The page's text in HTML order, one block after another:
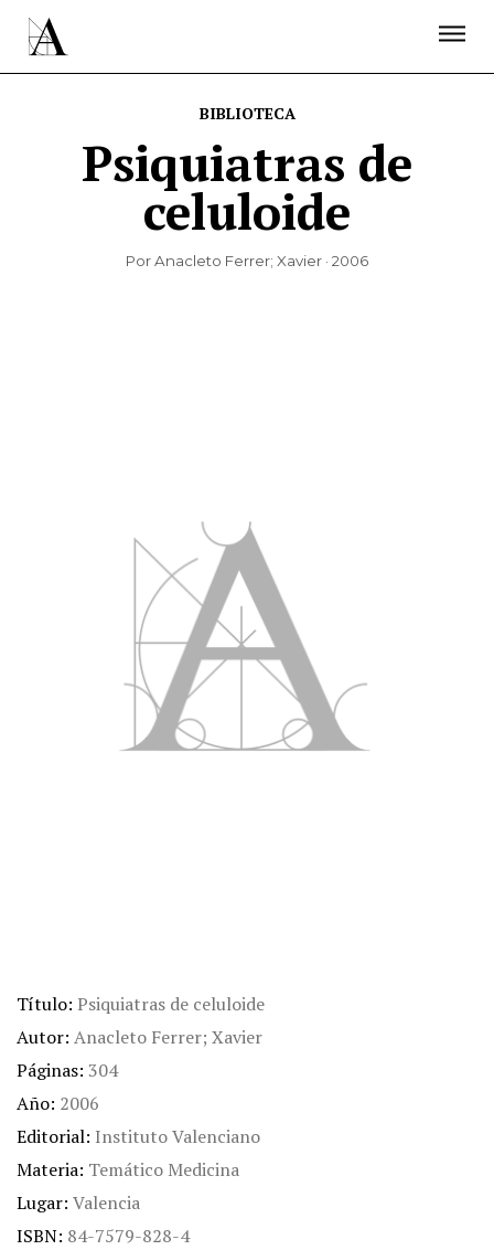
BIBLIOTECA
Psiquiatras de
celuloide
Por Anacleto Ferrer; Xavier · 2006
Título Psiquiatras de celuloide
Autor Anacleto Ferrer; Xavier
Páginas 304
Año 2006
Editorial Instituto Valenciano
Materia Temático Medicina
Lugar Valencia
ISBN 84-7579-828-4
ÚNETE A LA ACADEMIA DE CINE
PRENSA
NEWSLETTER